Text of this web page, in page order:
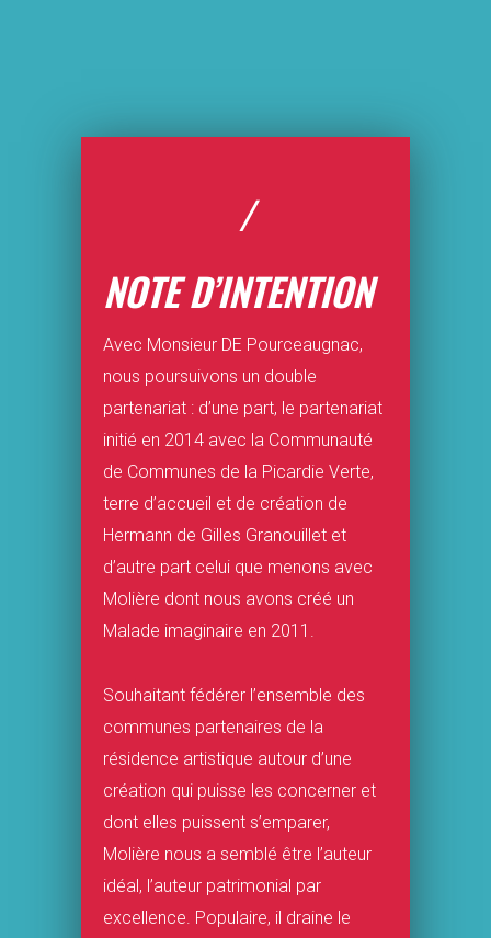
/
NOTE D’INTENTION
Avec Monsieur DE Pourceaugnac,
nous poursuivons un double
partenariat : d’une part, le partenariat
initié en 2014 avec la Communauté
de Communes de la Picardie Verte,
terre d’accueil et de création de
Hermann de Gilles Granouillet et
d’autre part celui que menons avec
Molière dont nous avons créé un
Malade imaginaire en 2011.
Souhaitant fédérer l’ensemble des
communes partenaires de la
résidence artistique autour d’une
création qui puisse les concerner et
dont elles puissent s’emparer,
Molière nous a semblé être l’auteur
idéal, l’auteur patrimonial par
excellence. Populaire, il draine le